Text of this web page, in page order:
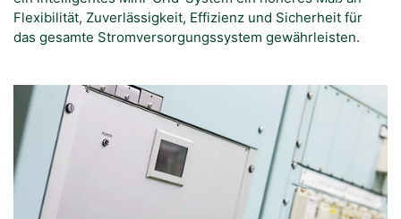
Flexibilität, Zuverlässigkeit, Effizienz und Sicherheit für
das gesamte Stromversorgungssystem gewährleisten.